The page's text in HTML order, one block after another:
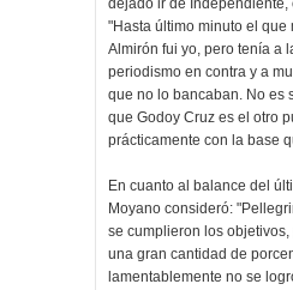
dejado ir de
"Hasta último minuto el que
Almirón fui yo, pero tenía a
periodismo en contra y a
que no lo bancaban. No es
que Godoy Cruz es el otro
prácticamente con la base
En cuanto al balance del
Moyano consideró:
se cumplieron los
una gran cantidad de
lamentablemente no se